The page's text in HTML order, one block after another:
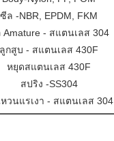
ซีล -NBR, EPDM, FKM
Amature - สแตนเลส 304
ลูกสูบ - สแตนเลส 430F
หยุดสแตนเลส 430F
สปริง -SS304
วนแรเงา - สแตนเลส 304